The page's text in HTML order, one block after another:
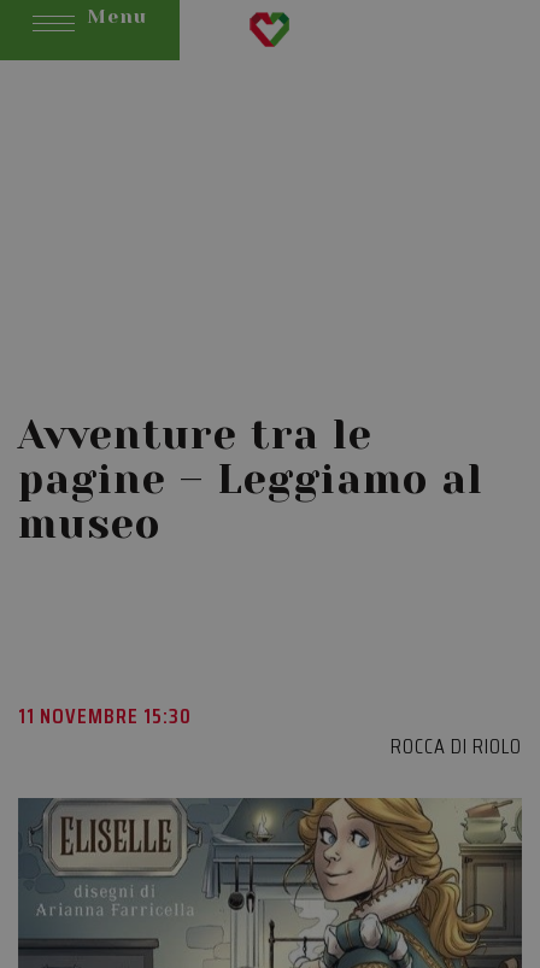
Menu
Avventure tra le
pagine – Leggiamo al
museo
11 NOVEMBRE 15:30
ROCCA DI RIOLO